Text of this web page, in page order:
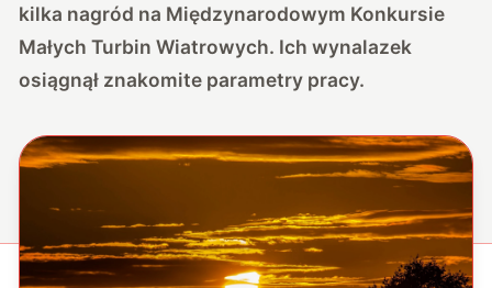
kilka nagród na Międzynarodowym Konkursie
Małych Turbin Wiatrowych. Ich wynalazek
osiągnął znakomite parametry pracy.